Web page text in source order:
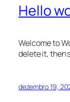
Hello
Welcome to
delete it, then
dezembro 19,